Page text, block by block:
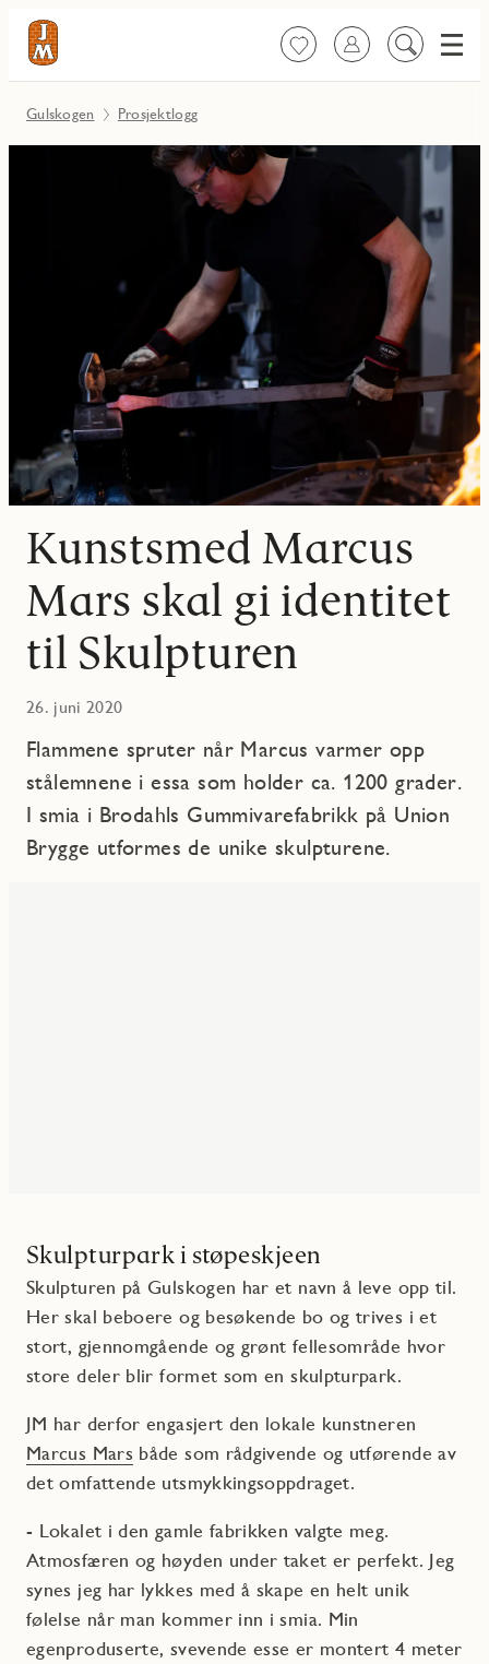
FavoritterLogg inn
Søk
Meny
Gulskogen Prosjektlogg
Kunstsmed Marcus
Mars skal gi identitet
til Skulpturen
26. juni 2020
Flammene spruter når Marcus varmer opp
stålemnene i essa som holder ca. 1200 grader.
I smia i Brodahls Gummivarefabrikk på Union
Brygge utformes de unike skulpturene.
Skulpturpark i støpeskjeen
Skulpturen på Gulskogen har et navn å leve opp til.
Her skal beboere og besøkende bo og trives i et
stort, gjennomgående og grønt fellesområde hvor
store deler blir formet som en skulpturpark.
JM har derfor engasjert den lokale kunstneren
Marcus Marsbåde som rådgivende og utførende av
det omfattende utsmykkingsoppdraget.
- Lokalet i den gamle fabrikken valgte meg.
Atmosfæren og høyden under taket er perfekt. Jeg
synes jeg har lykkes med å skape en helt unik
følelse når man kommer inn i smia. Min
egenproduserte, svevende esse er montert 4 meter